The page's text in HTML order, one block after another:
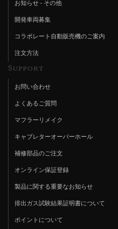
お知らせ - その他
開発車両募集
コラボレート自動販売機のご案内
注文方法
Support
お問い合わせ
よくあるご質問
マフラーリメイク
キャブレターオーバーホール
補修部品のご注文
オンライン保証登録
製品に関する重要なお知らせ
排出ガス試験結果証明書について
ポイントについて